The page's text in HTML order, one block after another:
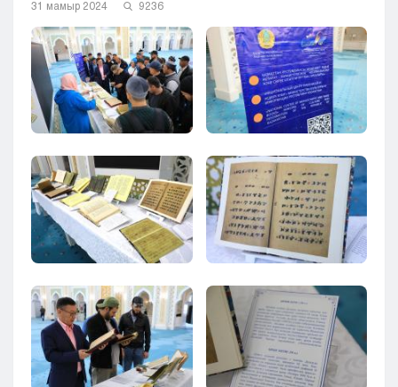
Павлодар
Петропавловск
Семей
Талдыкорган
Тараз
Туркестан
Усть-Каменогорск
Шымкент
31 мамыр 2024 9236